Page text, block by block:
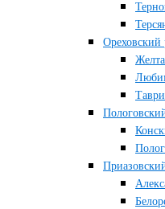
Ореховский